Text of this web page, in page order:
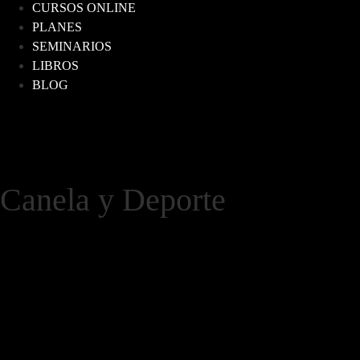
CURSOS ONLINE
PLANES
SEMINARIOS
LIBROS
BLOG
Canela y Deporte